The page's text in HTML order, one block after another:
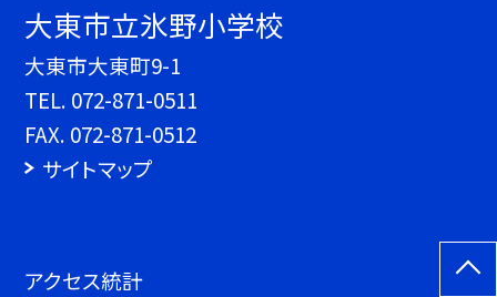
大東市立氷野小学校
大東市大東町9-1
TEL. 072-871-0511
FAX. 072-871-0512
サイトマップ
アクセス統計